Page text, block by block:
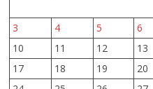
3
4 5 6
10
11 12 13
17
18 19 20